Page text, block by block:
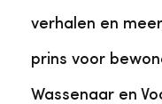
verhalen en
prins voor
Wassenaar en